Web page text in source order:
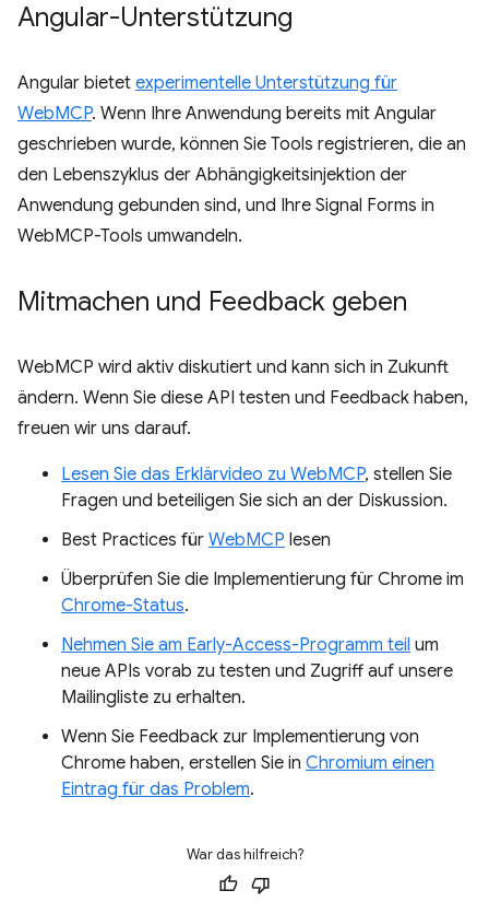
Angular-Unterstützung
Angular bietet experimentelle Unterstützung für
WebMCP. Wenn Ihre Anwendung bereits mit Angular
geschrieben wurde, können Sie Tools registrieren, die an
den Lebenszyklus der Abhängigkeitsinjektion der
Anwendung gebunden sind, und Ihre Signal Forms in
WebMCP-Tools umwandeln.
Mitmachen und Feedback geben
WebMCP wird aktiv diskutiert und kann sich in Zukunft
ändern. Wenn Sie diese API testen und Feedback haben,
freuen wir uns darauf.
Lesen Sie das Erklärvideo zu WebMCP, stellen Sie
Fragen und beteiligen Sie sich an der Diskussion.
Best Practices für WebMCP lesen
Überprüfen Sie die Implementierung für Chrome im
Chrome-Status.
Nehmen Sie am Early-Access-Programm teil um
neue APIs vorab zu testen und Zugriff auf unsere
Mailingliste zu erhalten.
Wenn Sie Feedback zur Implementierung von
Chrome haben, erstellen Sie in Chromium einen
Eintrag für das Problem.
War das hilfreich?